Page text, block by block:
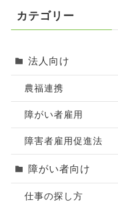
カテゴリー
法人向け
農福連携
障がい者雇用
障害者雇用促進法
障がい者向け
仕事の探し方